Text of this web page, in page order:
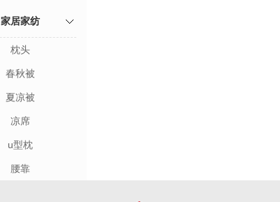
家居家纺
枕头
春秋被
夏凉被
凉席
u型枕
腰靠